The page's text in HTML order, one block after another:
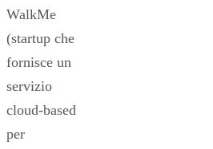
WalkMe
(startup che
fornisce un
servizio
cloud-based
per